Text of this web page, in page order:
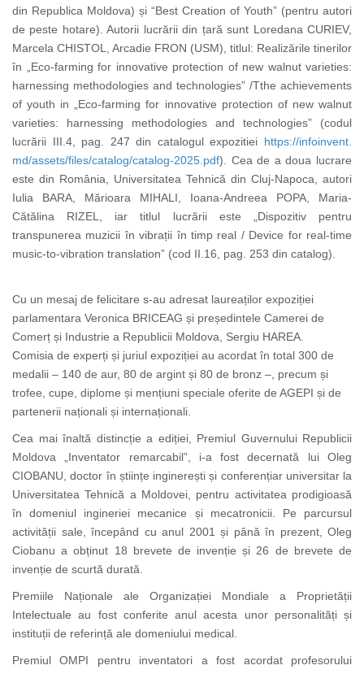
din Republica Moldova) și “Best Creation of Youth” (pentru autori
de peste hotare). Autorii lucrării din țară sunt Loredana CURIEV,
Marcela CHISTOL, Arcadie FRON (USM), titlul: Realizările tinerilor
în „Eco-farming for innovative protection of new walnut varieties:
harnessing methodologies and technologies” /Tthe achievements
of youth in „Eco-farming for innovative protection of new walnut
varieties: harnessing methodologies and technologies” (codul
lucrării III.4, pag. 247 din catalogul expozitiei https://infoinvent.
md/assets/files/catalog/catalog-2025.pdf). Cea de a doua lucrare
este din România, Universitatea Tehnică din Cluj-Napoca, autori
Iulia BARA, Mărioara MIHALI, Ioana-Andreea POPA, Maria-
Cătălina RIZEL, iar titlul lucrării este „Dispozitiv pentru
transpunerea muzicii în vibrații în timp real / Device for real-time
music-to-vibration translation” (cod II.16, pag. 253 din catalog).
Cu un mesaj de felicitare s-au adresat laureaților expoziției
parlamentara Veronica BRICEAG și președintele Camerei de
Comerț și Industrie a Republicii Moldova, Sergiu HAREA.
Comisia de experți și juriul expoziției au acordat în total 300 de
medalii – 140 de aur, 80 de argint și 80 de bronz –, precum și
trofee, cupe, diplome și mențiuni speciale oferite de AGEPI și de
partenerii naționali și internaționali.
Cea mai înaltă distincție a ediției, Premiul Guvernului Republicii
Moldova „Inventator remarcabil”, i-a fost decernată lui Oleg
CIOBANU, doctor în științe inginerești și conferențiar universitar la
Universitatea Tehnică a Moldovei, pentru activitatea prodigioasă
în domeniul ingineriei mecanice și mecatronicii. Pe parcursul
activității sale, începând cu anul 2001 și până în prezent, Oleg
Ciobanu a obținut 18 brevete de invenție și 26 de brevete de
invenție de scurtă durată.
Premiile Naționale ale Organizației Mondiale a Proprietății
Intelectuale au fost conferite anul acesta unor personalități și
instituții de referință ale domeniului medical.
Premiul OMPI pentru inventatori a fost acordat profesorului